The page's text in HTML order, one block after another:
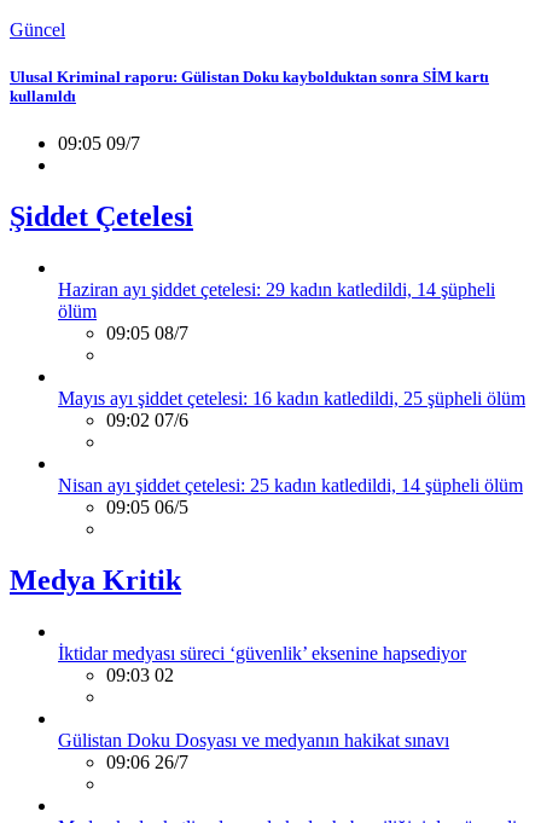
Güncel
Ulusal Kriminal raporu: Gülistan Doku kaybolduktan sonra SİM kartı
kullanıldı
09:05 09/7
Şiddet Çetelesi
Haziran ayı şiddet çetelesi: 29 kadın katledildi, 14 şüpheli
ölüm
09:05 08/7
Mayıs ayı şiddet çetelesi: 16 kadın katledildi, 25 şüpheli ölüm
09:02 07/6
Nisan ayı şiddet çetelesi: 25 kadın katledildi, 14 şüpheli ölüm
09:05 06/5
Medya Kritik
İktidar medyası süreci ‘güvenlik’ eksenine hapsediyor
09:03 02
Gülistan Doku Dosyası ve medyanın hakikat sınavı
09:06 26/7